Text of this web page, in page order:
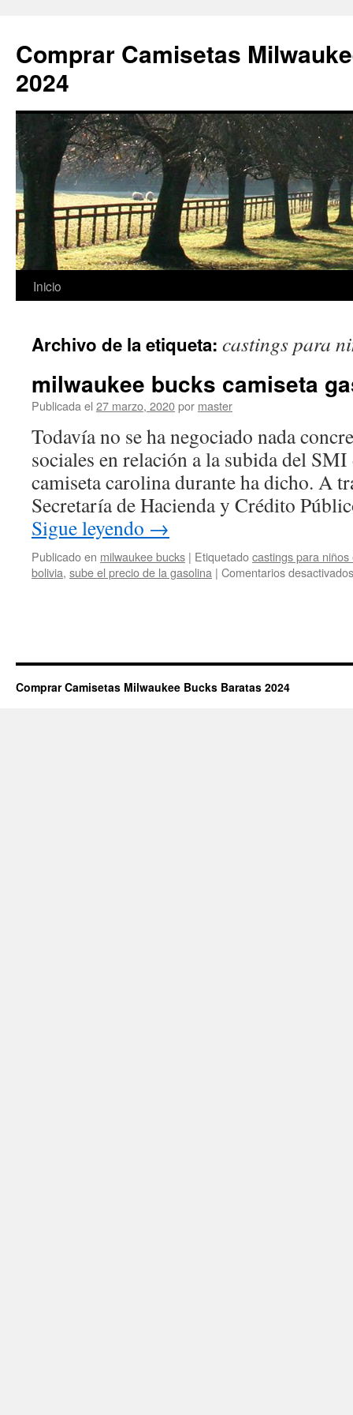
Comprar Camisetas
2024
Saltar
contenido
Inicio
Archivo de la etiqueta: castings para
milwaukee bucks camiseta
Publicada el 27 marzo, 2020por master
Todavía no se ha negociado nada
sociales en relación a la subida del
camiseta carolina durante ha dicho. A
Secretaría de Hacienda y Crédito
Sigue leyendo →
Publicado en milwaukee bucks | Etiquetadocastings para
bolivia, sube el precio de la gasolina | Comentarios desactivados
Comprar Camisetas Milwaukee Bucks Baratas 2024